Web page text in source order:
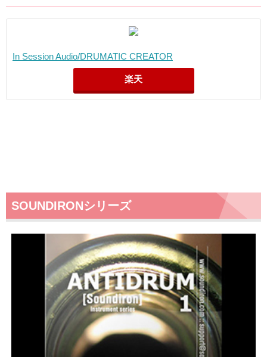
In Session Audio/DRUMATIC CREATOR
楽天
SOUNDIRONシリーズ